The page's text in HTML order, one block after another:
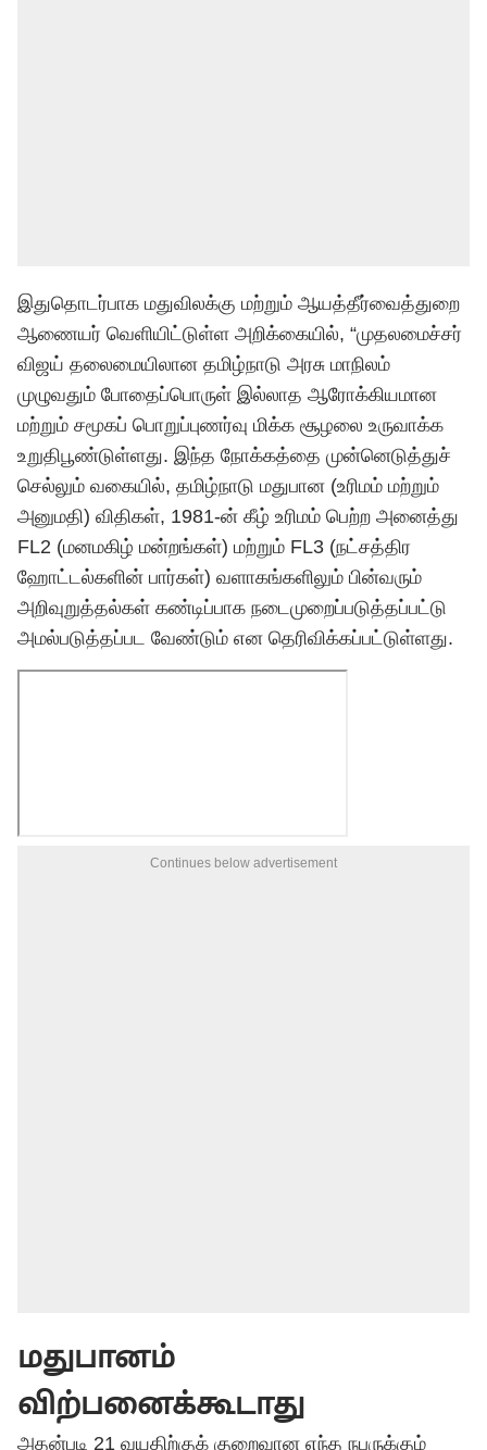
இதுதொடர்பாக மதுவிலக்கு மற்றும் ஆயத்தீர்வைத்துறை
ஆணையர் வெளியிட்டுள்ள அறிக்கையில், “முதலமைச்சர்
விஜய் தலைமையிலான தமிழ்நாடு அரசு மாநிலம்
முழுவதும் போதைப்பொருள் இல்லாத ஆரோக்கியமான
மற்றும் சமூகப் பொறுப்புணர்வு மிக்க சூழலை உருவாக்க
உறுதிபூண்டுள்ளது. இந்த நோக்கத்தை முன்னெடுத்துச்
செல்லும் வகையில், தமிழ்நாடு மதுபான (உரிமம் மற்றும்
அனுமதி) விதிகள், 1981-ன் கீழ் உரிமம் பெற்ற அனைத்து
FL2 (மனமகிழ் மன்றங்கள்) மற்றும் FL3 (நட்சத்திர
ஹோட்டல்களின் பார்கள்) வளாகங்களிலும் பின்வரும்
அறிவுறுத்தல்கள் கண்டிப்பாக நடைமுறைப்படுத்தப்பட்டு
அமல்படுத்தப்பட வேண்டும் என தெரிவிக்கப்பட்டுள்ளது.
Continues below advertisement
மதுபானம்
விற்பனைக்கூடாது
அதன்படி 21 வயதிற்குக் குறைவான எந்த நபருக்கும்